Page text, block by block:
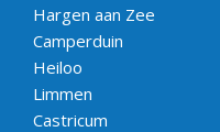
Hargen aan Zee
Camperduin
Heiloo
Limmen
Castricum